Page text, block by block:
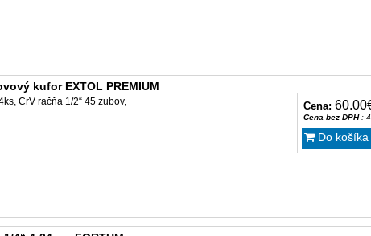
kufor EXTOL PREMIUM
CrV račňa 1/2“ 45 zubov, Cena:
Cena bez DPH:
Do košíka